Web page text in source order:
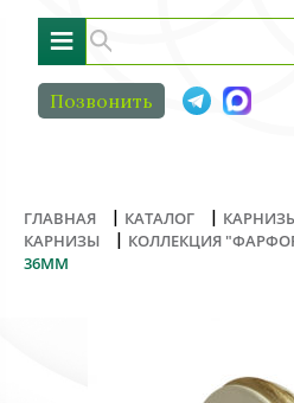
≡
Позвонить
ГЛАВНАЯ | КАТАЛОГ |
КАРНИЗЫ
| КОЛЛЕКЦИЯ
36ММ